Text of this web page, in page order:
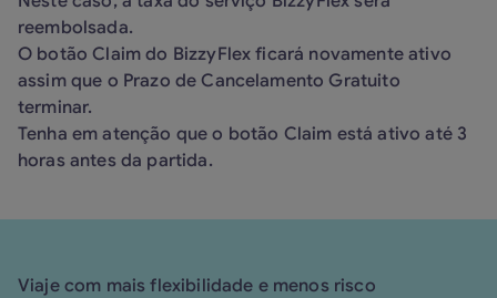
reembolsada.
O botão Claim do BizzyFlex ficará novamente ativo
assim que o Prazo de Cancelamento Gratuito
terminar.
Tenha em atenção que o botão Claim está ativo até 3
horas antes da partida.
Viaje com mais flexibilidade e menos risco